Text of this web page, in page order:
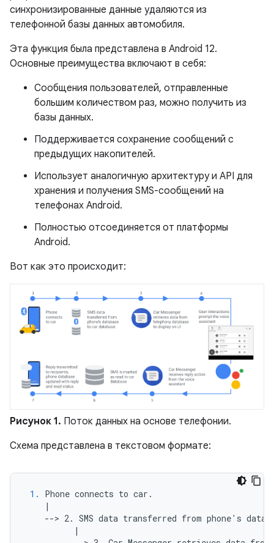
синхронизированные данные удаляются из
телефонной базы данных автомобиля.
Эта функция была представлена ​​в Android 12.
Основные преимущества включают в себя:
Сообщения пользователей, отправленные
большим количеством раз, можно получить из
базы данных.
Поддерживается сохранение сообщений с
предыдущих накопителей.
Использует аналогичную архитектуру и API для
хранения и получения SMS-сообщений на
телефонах Android.
Полностью отсоединяется от платформы
Android.
Вот как это происходит:
Рисунок 1. Поток данных на основе телефонии.
Схема представлена ​​в текстовом формате:
1.
Phone connects to car.
    |
--> 2. SMS data transferred from phone's
          |